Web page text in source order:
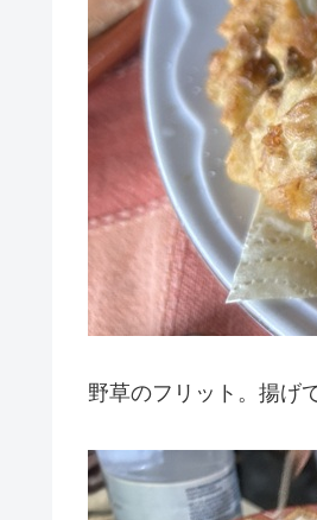
野草のフリット。揚げ